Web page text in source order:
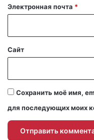
й
Электронная почта *
Сайт
Сохранить моё имя,
для последующих моих